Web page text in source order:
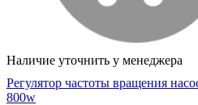
Наличие уточнить у менеджера
Регулятор частоты вращения
800w